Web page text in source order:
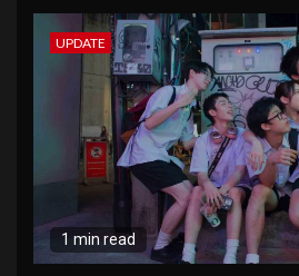
UPDATE
1 min read